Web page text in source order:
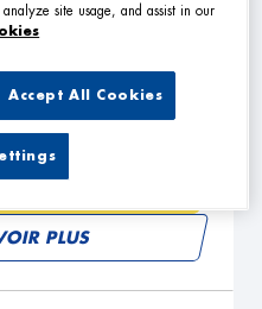
PLUS
site usage, and assist in our
Accept All Cookies